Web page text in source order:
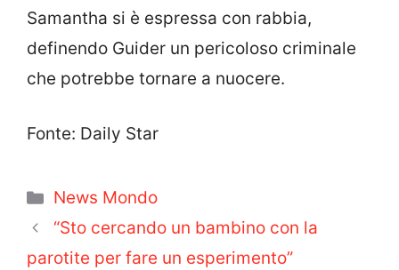
Samantha si è espressa con rabbia,
definendo Guider un pericoloso criminale
che potrebbe tornare a nuocere.
Fonte: Daily Star
Categorie
News Mondo
“Sto cercando un bambino con la
parotite per fare un esperimento”